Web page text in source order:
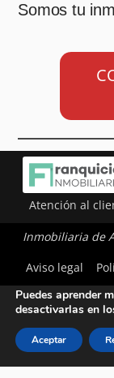
Somos tu
Atención al
Inmobiliaria de
Aviso legal
Utilizamos
Puedes aprender
desactivarlas en
Aceptar